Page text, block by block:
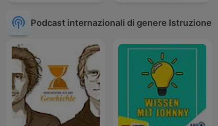
Podcast internazionali di genere Istruzione